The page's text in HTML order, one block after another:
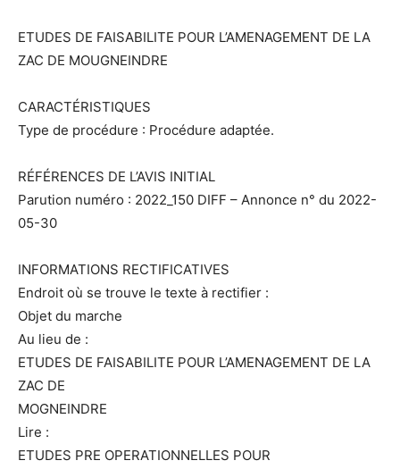
ETUDES DE FAISABILITE POUR L’AMENAGEMENT DE LA
ZAC DE MOUGNEINDRE
CARACTÉRISTIQUES
Type de procédure : Procédure adaptée.
RÉFÉRENCES DE L’AVIS INITIAL
Parution numéro : 2022_150 DIFF – Annonce n° du 2022-
05-30
INFORMATIONS RECTIFICATIVES
Endroit où se trouve le texte à rectifier :
Objet du marche
Au lieu de :
ETUDES DE FAISABILITE POUR L’AMENAGEMENT DE LA
ZAC DE
MOGNEINDRE
Lire :
ETUDES PRE OPERATIONNELLES POUR